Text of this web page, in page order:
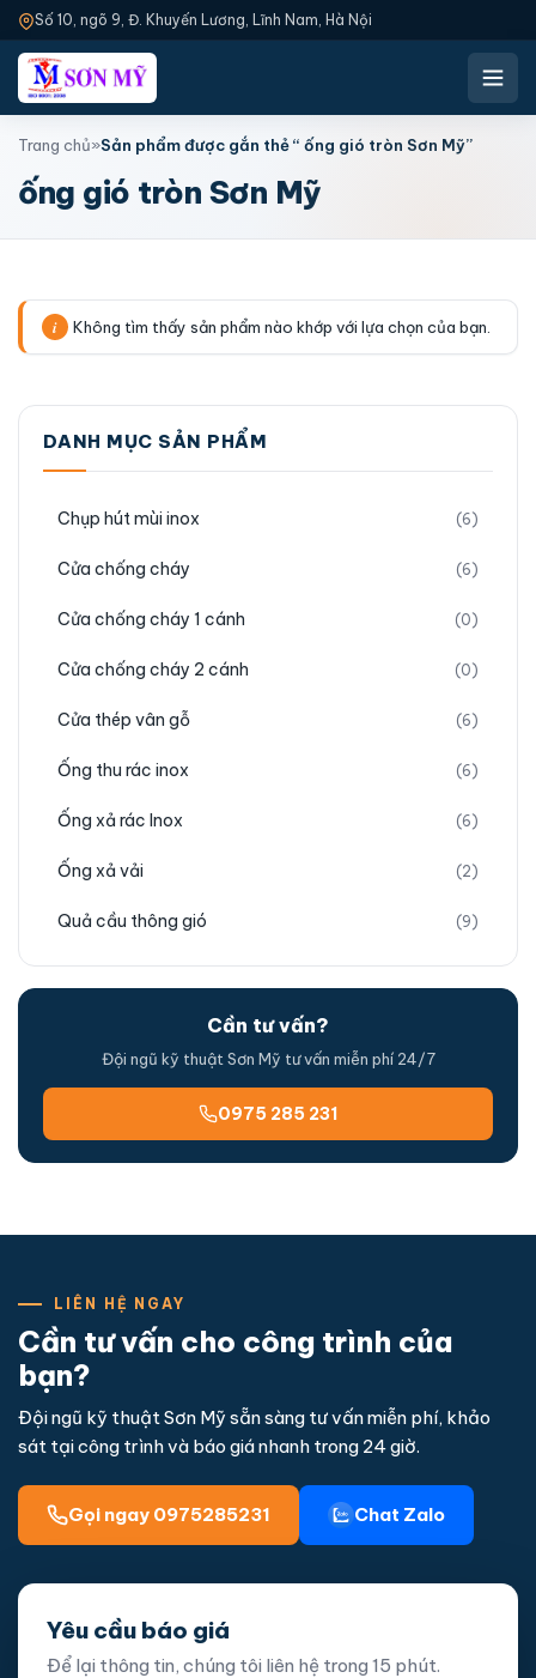
Số 10, ngõ 9, Đ. Khuyến Lương, Lĩnh Nam, Hà Nội
Trang chủ»Sản phẩm được gắn thẻ “ ống gió tròn Sơn Mỹ”
ống gió tròn Sơn Mỹ
Không tìm thấy sản phẩm nào khớp với lựa chọn của bạn.
DANH MỤC SẢN PHẨM
Chụp hút mùi inox (6)
Cửa chống cháy (6)
Cửa chống cháy 1 cánh (0)
Cửa chống cháy 2 cánh (0)
Cửa thép vân gỗ (6)
Ống thu rác inox (6)
Ống xả rác Inox (6)
Ống xả vải (2)
Quả cầu thông gió (9)
Cần tư vấn?
Đội ngũ kỹ thuật Sơn Mỹ tư vấn miễn phí 24/7
0975 285 231
LIÊN HỆ NGAY
Cần tư vấn cho công trình của
bạn?
Đội ngũ kỹ thuật Sơn Mỹ sẵn sàng tư vấn miễn phí, khảo
sát tại công trình và báo giá nhanh trong 24 giờ.
Gọi ngay 0975285231 Chat Zalo
Yêu cầu báo giá
Để lại thông tin, chúng tôi liên hệ trong 15 phút.